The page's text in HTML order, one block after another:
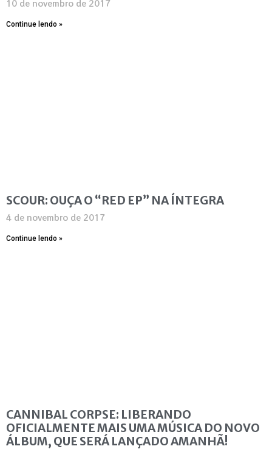
10 de novembro de 2017
Continue lendo »
SCOUR: OUÇA O “RED EP” NA ÍNTEGRA
4 de novembro de 2017
Continue lendo »
CANNIBAL CORPSE: LIBERANDO
OFICIALMENTE MAIS UMA MÚSICA DO NOVO
ÁLBUM, QUE SERÁ LANÇADO AMANHÃ!